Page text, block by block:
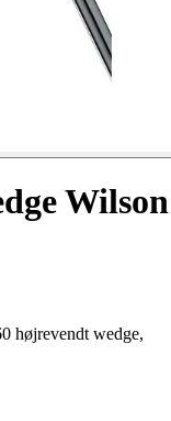
Wilson
højrevendt wedge,